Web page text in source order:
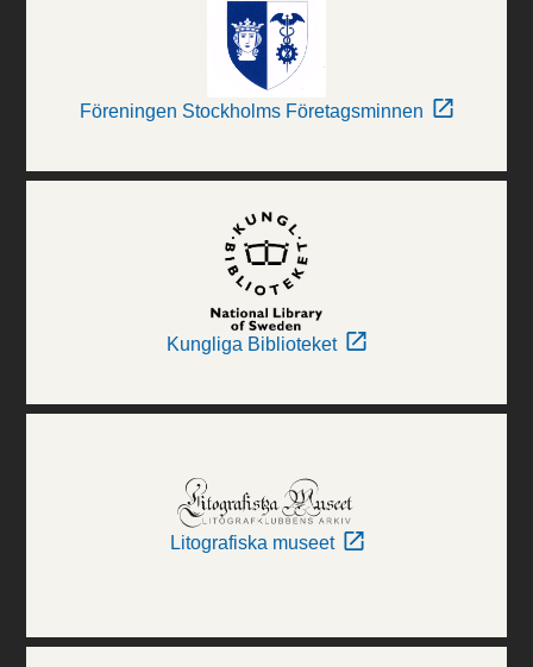
Föreningen Stockholms Företagsminnen
Kungliga Biblioteket
Litografiska museet